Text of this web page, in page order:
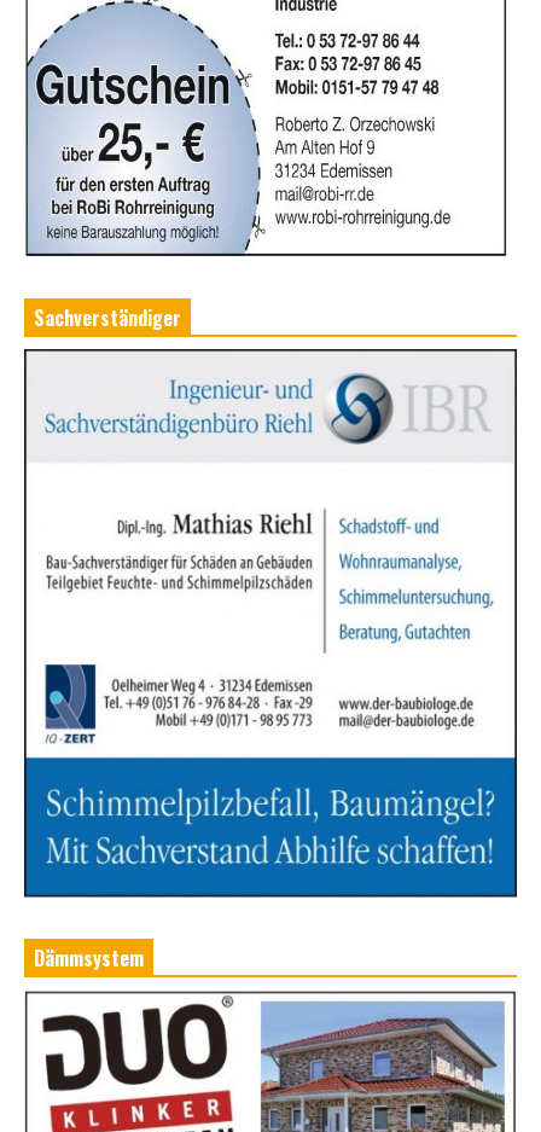
Sachverständiger
Dämmsystem